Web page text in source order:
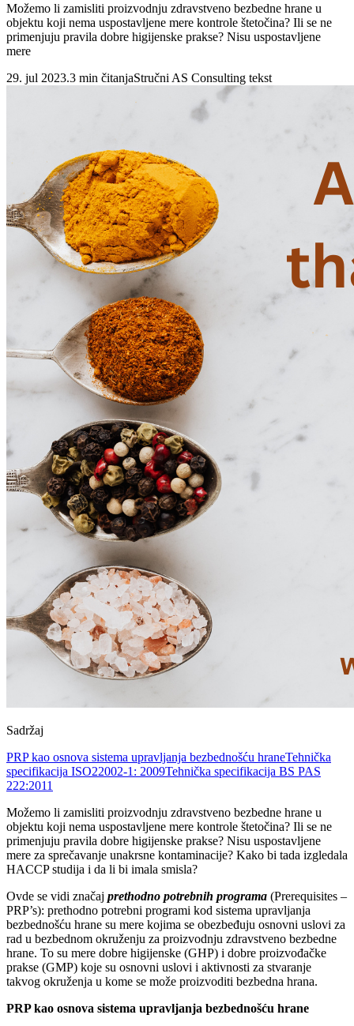
Možemo li zamisliti proizvodnju zdravstveno bezbedne hrane u
objektu koji nema uspostavljene mere kontrole štetočina? Ili se ne
primenjuju pravila dobre higijenske prakse? Nisu uspostavljene
mere
29. jul 2023.3 min čitanjaStručni AS Consulting tekst
Sadržaj
PRP kao osnova sistema upravljanja bezbednošću hraneTehnička
specifikacija ISO22002-1: 2009Tehnička specifikacija BS PAS
222:2011
Možemo li zamisliti proizvodnju zdravstveno bezbedne hrane u
objektu koji nema uspostavljene mere kontrole štetočina? Ili se ne
primenjuju pravila dobre higijenske prakse? Nisu uspostavljene
mere za sprečavanje unakrsne kontaminacije? Kako bi tada izgledala
HACCP studija i da li bi imala smisla?
Ovde se vidi značaj prethodno potrebnih programa (Prerequisites –
PRP’s): prethodno potrebni programi kod sistema upravljanja
bezbednošću hrane su mere kojima se obezbeđuju osnovni uslovi za
rad u bezbednom okruženju za proizvodnju zdravstveno bezbedne
hrane. To su mere dobre higijenske (GHP) i dobre proizvođačke
prakse (GMP) koje su osnovni uslovi i aktivnosti za stvaranje
takvog okruženja u kome se može proizvoditi bezbedna hrana.
PRP kao osnova sistema upravljanja bezbednošću hrane